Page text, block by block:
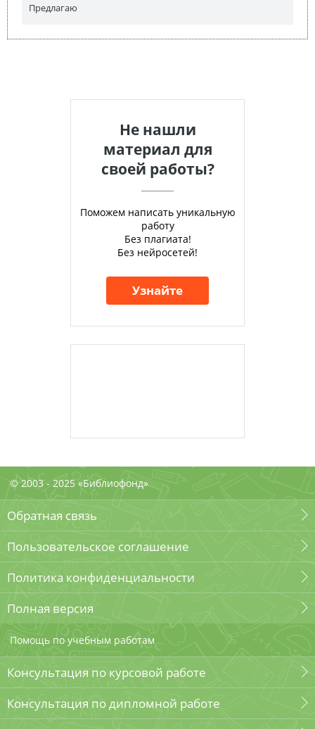
Предлагаю
Не нашли
материал для
своей работы?
Поможем написать уникальную
работу
Без плагиата!
Без нейросетей!
Узнайте
© 2003 - 2025 «Библиофонд»
Обратная связь
Пользовательское соглашение
Политика конфиденциальности
Полная версия
Помощь по учебным работам
Консультация по курсовой работе
Консультация по дипломной работе